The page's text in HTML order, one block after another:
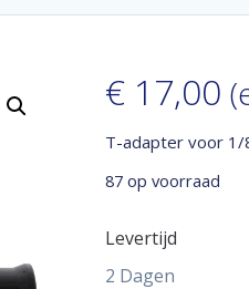
€17,00
T-adapter voor 1/
87 op voorraad
Levertijd
2 Dagen